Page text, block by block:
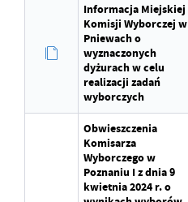
Informacja Miejskiej
Komisji Wyborczej w
Pniewach o
wyznaczonych
dyżurach w celu
realizacji zadań
wyborczych
Obwieszczenia
Komisarza
Wyborczego w
Poznaniu I z dnia 9
kwietnia 2024 r. o